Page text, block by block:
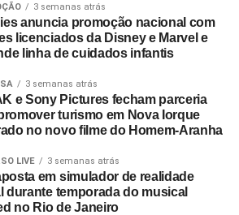
3 semanas atrás
anuncia promoção nacional com
licenciados da Disney e Marvel e
linha de cuidados infantis
3 semanas atrás
e Sony Pictures fecham parceria
turismo em Nova Iorque
no novo filme do Homem-Aranha
LIVE 3 semanas atrás
em simulador de realidade
durante temporada do musical
no Rio de Janeiro